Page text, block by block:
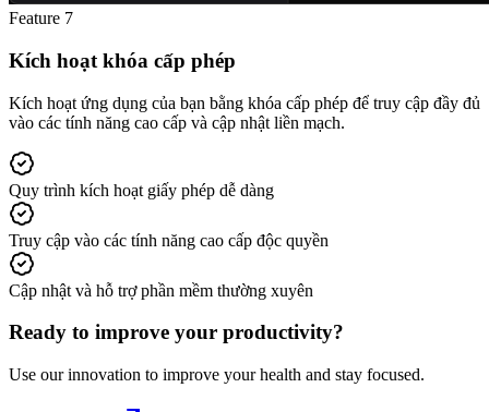
Feature 7
Kích hoạt khóa cấp phép
Kích hoạt ứng dụng của bạn bằng khóa cấp phép để truy cập đầy đủ
vào các tính năng cao cấp và cập nhật liền mạch.
Quy trình kích hoạt giấy phép dễ dàng
Truy cập vào các tính năng cao cấp độc quyền
Cập nhật và hỗ trợ phần mềm thường xuyên
Ready to improve your productivity?
Use our innovation to improve your health and stay focused.